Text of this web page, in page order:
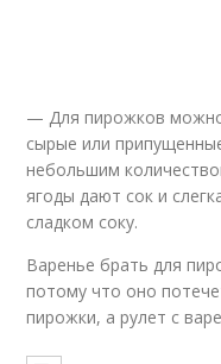
— Для пирожков можно
сырые или
небольшим
ягоды дают сок и
сладком соку.
Варенье брать для
потому что оно
пирожки, а рулет с